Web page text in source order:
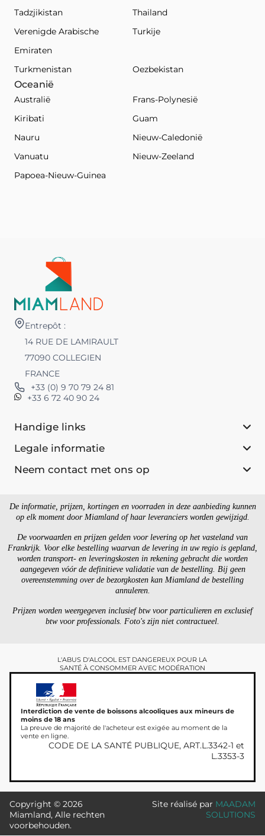
Tadzjikistan
Thailand
Verenigde Arabische
Emiraten
Turkije
Turkmenistan Oezbekistan
Oceanië
Australië
Frans-Polynesië
Kiribati
Guam
Nauru
Nieuw-Caledonië
Vanuatu
Nieuw-Zeeland
Papoea-Nieuw-Guinea
Entrepôt :
14 RUE DE LAMIRAULT
77090 COLLEGIEN
FRANCE
+33 (0) 9 70 79 24 81
+33 6 72 40 90 24
Handige links
Legale informatie
Neem contact met ons op
De informatie, prijzen, kortingen en voorraden in deze aanbieding kunnen
op elk moment door Miamland of haar leveranciers worden gewijzigd.
De voorwaarden en prijzen gelden voor levering op het vasteland van
Frankrijk. Voor elke bestelling waarvan de levering in uw regio is gepland,
worden transport- en leveringskosten in rekening gebracht die worden
aangegeven vóór de definitieve validatie van de bestelling. Bij geen
overeenstemming over de bezorgkosten kan Miamland de bestelling
annuleren.
Prijzen worden weergegeven inclusief btw voor particulieren en exclusief
btw voor professionals. Foto's zijn niet contractueel.
L'ABUS D'ALCOOL EST DANGEREUX POUR LA
SANTÉ À CONSOMMER AVEC MODÉRATION
Interdiction de vente de boissons alcooliques aux mineurs de
moins de 18 ans
La preuve de majorité de l'acheteur est exigée au moment de la
vente en ligne.
CODE DE LA SANTÉ PUBLIQUE, ART.L.3342-1 et
L.3353-3
Copyright © 2026
Miamland, Alle rechten
voorbehouden.
Site réalisé par MAADAM
SOLUTIONS